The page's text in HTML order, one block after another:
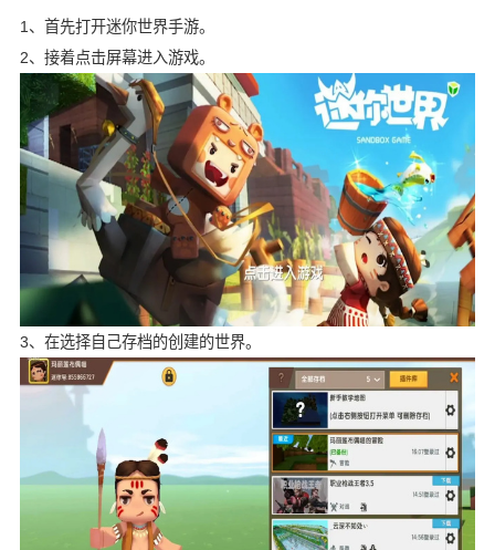
1、首先打开迷你世界手游。
2、接着点击屏幕进入游戏。
3、在选择自己存档的创建的世界。